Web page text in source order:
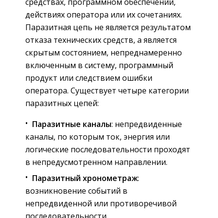
действиях оператора или их сочетаниях.
Паразитная цепь не является результатом
отказа технических средств, а является
скрытым состоянием, непреднамеренно
включенным в систему, программный
продукт или следствием ошибки
оператора. Существует четыре категории
паразитных цепей:
Паразитные каналы: непредвиденные
каналы, по которым ток, энергия или
логические последовательности проходят
в непредусмотренном направлении.
Паразитный хронометраж:
возникновение событий в
непредвиденной или противоречивой